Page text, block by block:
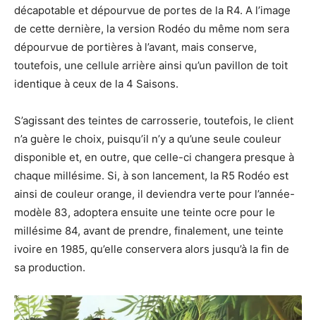
décapotable et dépourvue de portes de la R4. A l’image
de cette dernière, la version Rodéo du même nom sera
dépourvue de portières à l’avant, mais conserve,
toutefois, une cellule arrière ainsi qu’un pavillon de toit
identique à ceux de la 4 Saisons.
S’agissant des teintes de carrosserie, toutefois, le client
n’a guère le choix, puisqu’il n’y a qu’une seule couleur
disponible et, en outre, que celle-ci changera presque à
chaque millésime. Si, à son lancement, la R5 Rodéo est
ainsi de couleur orange, il deviendra verte pour l’année-
modèle 83, adoptera ensuite une teinte ocre pour le
millésime 84, avant de prendre, finalement, une teinte
ivoire en 1985, qu’elle conservera alors jusqu’à la fin de
sa production.